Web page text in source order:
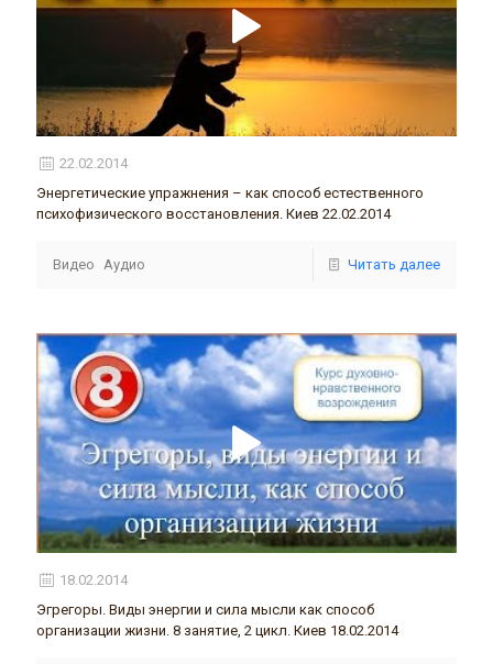
22.02.2014
Энергетические упражнения – как способ естественного
психофизического восстановления. Киев 22.02.2014
Видео Аудио Читать далее
18.02.2014
Эгрегоры. Виды энергии и сила мысли как способ
организации жизни. 8 занятие, 2 цикл. Киев 18.02.2014